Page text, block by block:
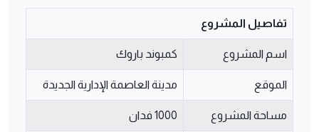
تفاصيل المشروع
اسم المشروع كمبوند باروك
الموقع مدينة العاصمة الإدارية الجديدة
مساحة المشروع 1000 فدان